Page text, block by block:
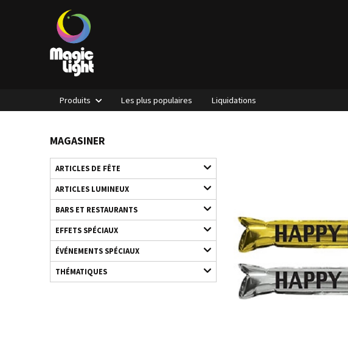
Produits Les plus populaires Liquidations
MAGASINER
ARTICLES DE FÊTE
ARTICLES LUMINEUX
BARS ET RESTAURANTS
EFFETS SPÉCIAUX
ÉVÉNEMENTS SPÉCIAUX
THÉMATIQUES